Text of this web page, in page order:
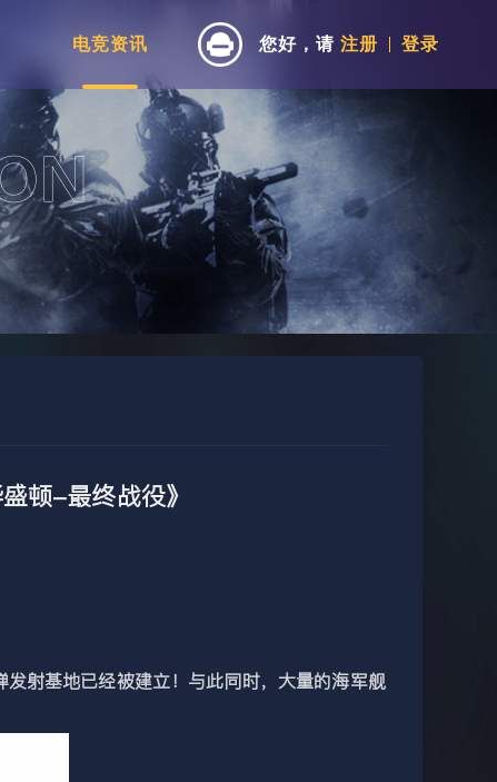
电竞资讯 您好，请 注册 登录
顿-最终战役》
射基地已经被建立！与此同时，大量的海军舰